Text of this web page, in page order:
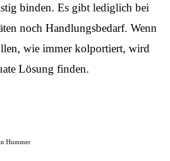
binden. Es gibt lediglich bei
noch Handlungsbedarf. Wenn
wie immer kolportiert, wird
Lösung finden.
Hummer